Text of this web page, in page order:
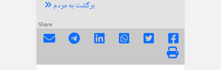
برگشت به مردم
Share